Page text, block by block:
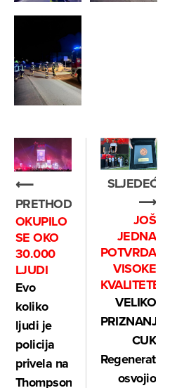
⟵
PRETHODNO
OKUPILO
SE OKO
30.000
LJUDI
Evo
koliko
ljudi je
policija
privela na
Thompsonovom
SLJEDEĆE
⟶
JOŠ
JEDNA
POTVRDA
VISOKE
KVALITETE
VELIKO
PRIZNANJE:
CUK
Regenerator
osvojio